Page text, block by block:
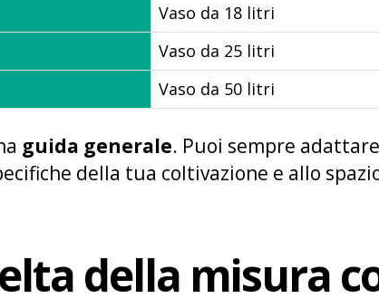
Vaso da 18 litri
Vaso da 25 litri
Vaso da 50 litri
guida generale. Puoi sempre
della tua coltivazione e allo
della misura